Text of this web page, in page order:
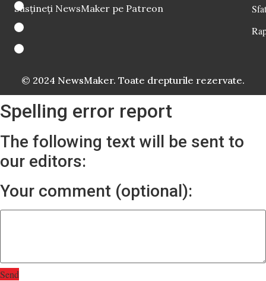
Susțineți NewsMaker pe Patreon
© 2024 NewsMaker. Toate drepturile rezervate.
Spelling error report
The following text will be sent to
our editors:
Your comment (optional):
Send